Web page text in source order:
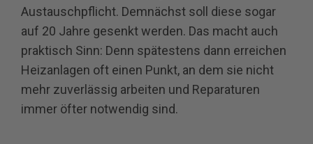
Austauschpflicht. Demnächst soll diese sogar
auf 20 Jahre gesenkt werden. Das macht auch
praktisch Sinn: Denn spätestens dann erreichen
Heizanlagen oft einen Punkt, an dem sie nicht
mehr zuverlässig arbeiten und Reparaturen
immer öfter notwendig sind.